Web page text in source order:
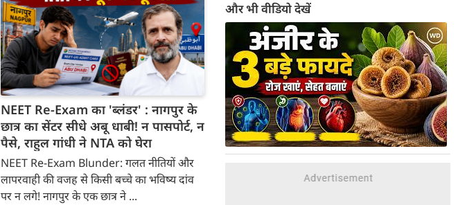
NEET Re-Exam का 'ब्लंडर' : नागपुर के
छात्र का सेंटर सीधे अबू धाबी! न पासपोर्ट, न
पैसे, राहुल गांधी ने NTA को घेरा
NEET Re-Exam Blunder: गलत नीतियों और
लापरवाही की वजह से किसी बच्चे का भविष्य दांव
पर न लगे! नागपुर के एक छात्र ने ...
है। यदि आप अपनी राशि के अनुसार
चातुर्मास में कुछ विशेष उपाय करते
हैं, तो जीवन में आ रही और घर में
सुख-समृद्धि का वास होता है। यहां
जानें 12 राशियों के लिए चातुर्मास के
अचूक उपाय...
और भी वीडियो देखें